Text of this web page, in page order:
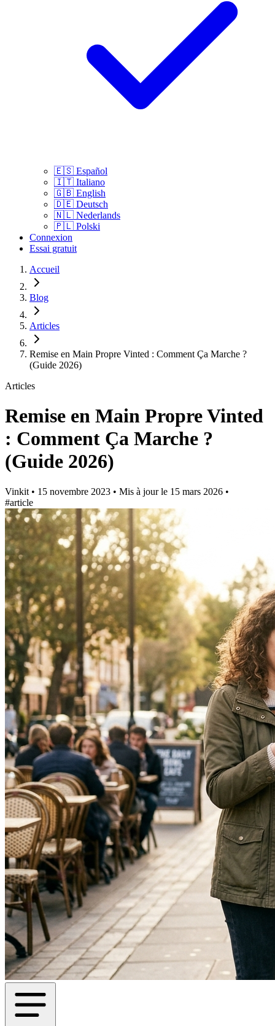
🇪🇸 Español
🇮🇹 Italiano
🇬🇧 English
🇩🇪 Deutsch
🇳🇱 Nederlands
🇵🇱 Polski
Connexion
Essai gratuit
Accueil
Blog
Articles
Remise en Main Propre Vinted : Comment Ça Marche ?
(Guide 2026)
Articles
Remise en Main Propre Vinted
: Comment Ça Marche ?
(Guide 2026)
Vinkit • 15 novembre 2023 • Mis à jour le 15 mars 2026 •
#article